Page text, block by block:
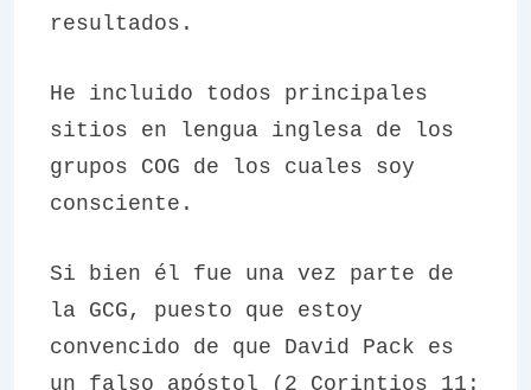
resultados.
He incluido todos principales
sitios en lengua inglesa de los
grupos COG de los cuales soy
consciente.
Si bien él fue una vez parte de
la GCG, puesto que estoy
convencido de que David Pack es
un falso apóstol (2 Corintios 11: